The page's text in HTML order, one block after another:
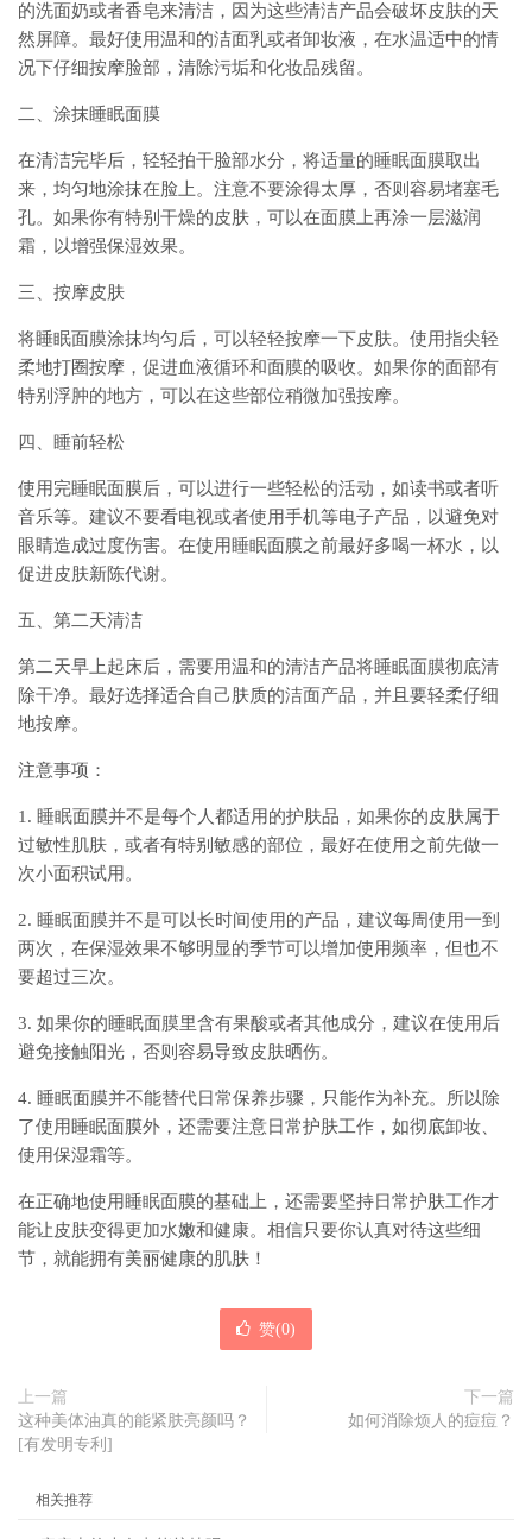
的洗面奶或者香皂来清洁，因为这些清洁产品会破坏皮肤的天
然屏障。最好使用温和的洁面乳或者卸妆液，在水温适中的情
况下仔细按摩脸部，清除污垢和化妆品残留。
二、涂抹睡眠面膜
在清洁完毕后，轻轻拍干脸部水分，将适量的睡眠面膜取出
来，均匀地涂抹在脸上。注意不要涂得太厚，否则容易堵塞毛
孔。如果你有特别干燥的皮肤，可以在面膜上再涂一层滋润
霜，以增强保湿效果。
三、按摩皮肤
将睡眠面膜涂抹均匀后，可以轻轻按摩一下皮肤。使用指尖轻
柔地打圈按摩，促进血液循环和面膜的吸收。如果你的面部有
特别浮肿的地方，可以在这些部位稍微加强按摩。
四、睡前轻松
使用完睡眠面膜后，可以进行一些轻松的活动，如读书或者听
音乐等。建议不要看电视或者使用手机等电子产品，以避免对
眼睛造成过度伤害。在使用睡眠面膜之前最好多喝一杯水，以
促进皮肤新陈代谢。
五、第二天清洁
第二天早上起床后，需要用温和的清洁产品将睡眠面膜彻底清
除干净。最好选择适合自己肤质的洁面产品，并且要轻柔仔细
地按摩。
注意事项：
1. 睡眠面膜并不是每个人都适用的护肤品，如果你的皮肤属于
过敏性肌肤，或者有特别敏感的部位，最好在使用之前先做一
次小面积试用。
2. 睡眠面膜并不是可以长时间使用的产品，建议每周使用一到
两次，在保湿效果不够明显的季节可以增加使用频率，但也不
要超过三次。
3. 如果你的睡眠面膜里含有果酸或者其他成分，建议在使用后
避免接触阳光，否则容易导致皮肤晒伤。
4. 睡眠面膜并不能替代日常保养步骤，只能作为补充。所以除
了使用睡眠面膜外，还需要注意日常护肤工作，如彻底卸妆、
使用保湿霜等。
在正确地使用睡眠面膜的基础上，还需要坚持日常护肤工作才
能让皮肤变得更加水嫩和健康。相信只要你认真对待这些细
节，就能拥有美丽健康的肌肤！
赞(0)
上一篇
这种美体油真的能紧肤亮颜吗？
[有发明专利]
下一篇
如何消除烦人的痘痘？
相关推荐